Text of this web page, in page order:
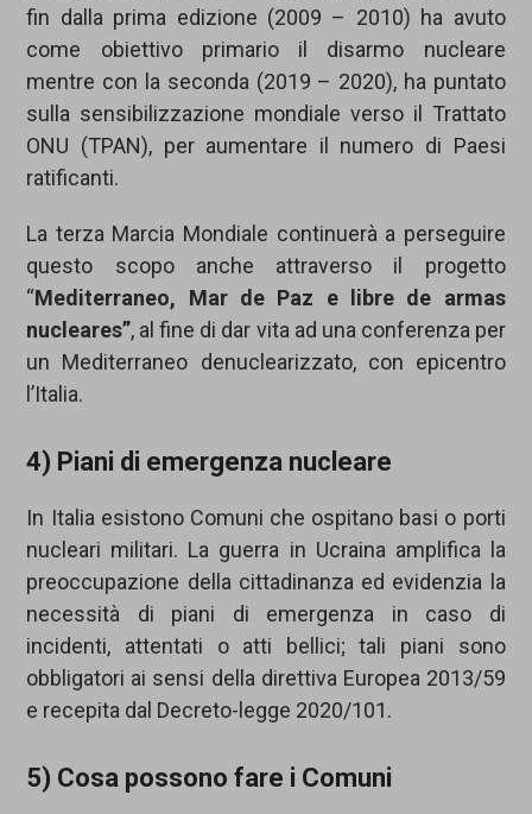
fin dalla prima edizione (2009 – 2010) ha avuto
come obiettivo primario il disarmo nucleare
mentre con la seconda (2019 – 2020), ha puntato
sulla sensibilizzazione mondiale verso il Trattato
ONU (TPAN), per aumentare il numero di Paesi
ratificanti.
La terza Marcia Mondiale continuerà a perseguire
questo scopo anche attraverso il progetto
“Mediterraneo, Mar de Paz e libre de armas
nucleares”, al fine di dar vita ad una conferenza per
un Mediterraneo denuclearizzato, con epicentro
l’Italia.
4) Piani di emergenza nucleare
In Italia esistono Comuni che ospitano basi o porti
nucleari militari. La guerra in Ucraina amplifica la
preoccupazione della cittadinanza ed evidenzia la
necessità di piani di emergenza in caso di
incidenti, attentati o atti bellici; tali piani sono
obbligatori ai sensi della direttiva Europea 2013/59
e recepita dal Decreto-legge 2020/101.
5) Cosa possono fare i Comuni